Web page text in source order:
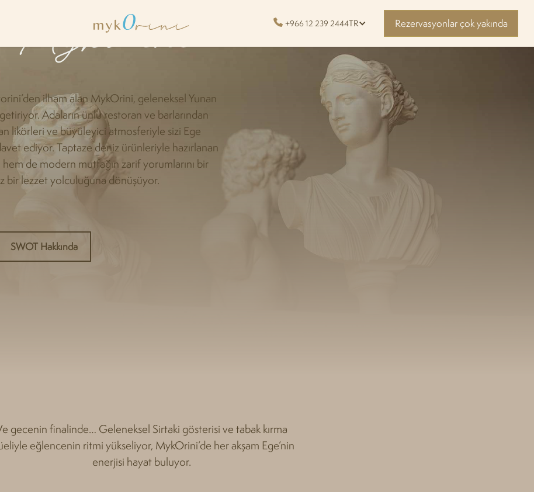
+966 12 239 2444TR Rezervasyonlar çok yakında
Mykorini
ilham alan MykOrini, geleneksel Yunan
Adaların ünlü restoran ve barlarından
likörleri ve büyüleyici atmosferiyle sizi Ege
ediyor. Taptaze deniz ürünleriyle hazırlanan
de modern mutfağın zarif yorumlarını bir
bir lezzet yolculuğuna dönüşüyor.
SWOT Hakkında
gecenin finalinde… Geleneksel Sirtaki gösterisi ve tabak kırma
eğlencenin ritmi yükseliyor, MykOrini’de her akşam Ege’nin
enerjisi hayat buluyor.